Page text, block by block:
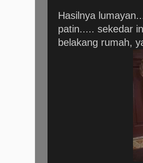
Hasilnya
patin..... sekedar
belakang rumah,